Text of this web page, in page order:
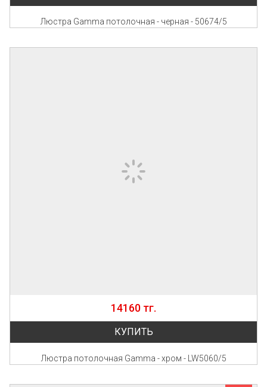
Люстра Gamma потолочная - черная - 50674/5
14160 тг.
КУПИТЬ
Люстра потолочная Gamma - хром - LW5060/5